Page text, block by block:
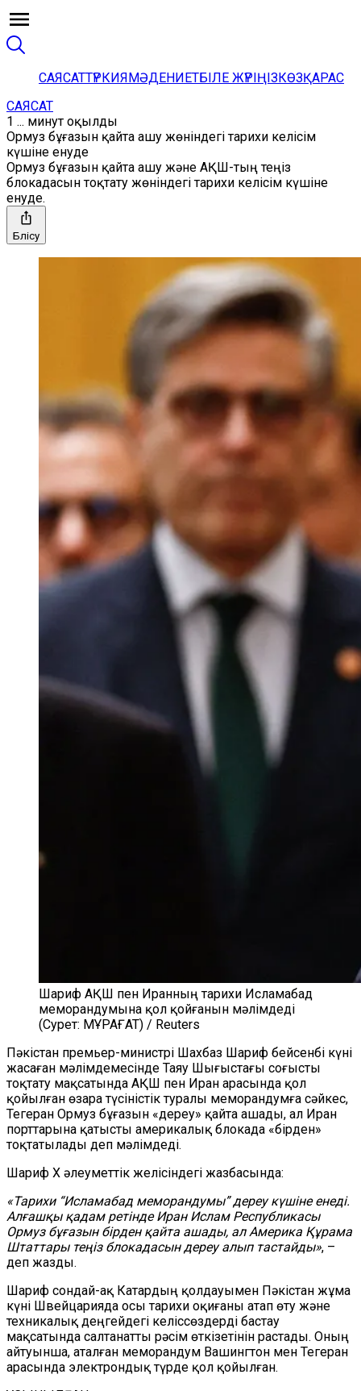
САЯСАТТҮРКИЯМӘДЕНИЕТБІЛЕ ЖҮРІҢІЗКӨЗҚАРАС
САЯСАТ
1 ... минут оқылды
Ормуз бұғазын қайта ашу жөніндегі тарихи келісім
күшіне енуде
Ормуз бұғазын қайта ашу және АҚШ-тың теңіз
блокадасын тоқтату жөніндегі тарихи келісім күшіне
енуде.
Бөлісу
Шариф АҚШ пен Иранның тарихи Исламабад
меморандумына қол қойғанын мәлімдеді
(Сурет: МҰРАҒАТ) / Reuters
Пәкістан премьер-министрі Шахбаз Шариф бейсенбі күні
жасаған мәлімдемесінде Таяу Шығыстағы соғысты
тоқтату мақсатында АҚШ пен Иран арасында қол
қойылған өзара түсіністік туралы меморандумға сәйкес,
Тегеран Ормуз бұғазын «дереу» қайта ашады, ал Иран
порттарына қатысты америкалық блокада «бірден»
тоқтатылады деп мәлімдеді.
Шариф X әлеуметтік желісіндегі жазбасында:
«Тарихи “Исламабад меморандумы” дереу күшіне енеді.
Алғашқы қадам ретінде Иран Ислам Республикасы
Ормуз бұғазын бірден қайта ашады, ал Америка Құрама
Штаттары теңіз блокадасын дереу алып тастайды», –
деп жазды.
Шариф сондай-ақ Катардың қолдауымен Пәкістан жұма
күні Швейцарияда осы тарихи оқиғаны атап өту және
техникалық деңгейдегі келіссөздерді бастау
мақсатында салтанатты рәсім өткізетінін растады. Оның
айтуынша, аталған меморандум Вашингтон мен Тегеран
арасында электрондық түрде қол қойылған.